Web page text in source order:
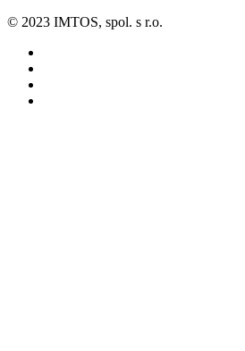
© 2023 IMTOS, spol. s r.o.